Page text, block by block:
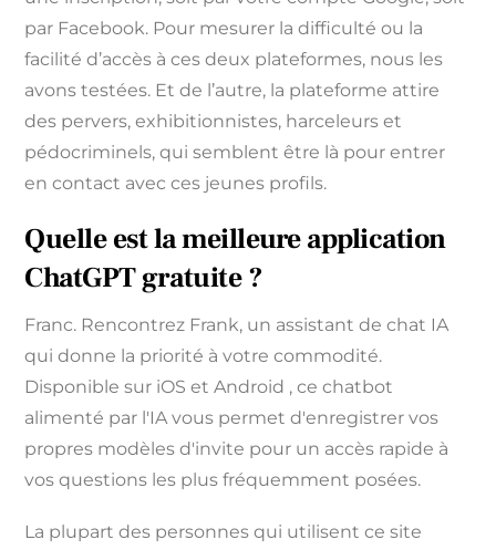
par Facebook. Pour mesurer la difficulté ou la
facilité d’accès à ces deux plateformes, nous les
avons testées. Et de l’autre, la plateforme attire
des pervers, exhibitionnistes, harceleurs et
pédocriminels, qui semblent être là pour entrer
en contact avec ces jeunes profils.
Quelle est la meilleure application
ChatGPT gratuite ?
Franc. Rencontrez Frank, un assistant de chat IA
qui donne la priorité à votre commodité.
Disponible sur iOS et Android , ce chatbot
alimenté par l'IA vous permet d'enregistrer vos
propres modèles d'invite pour un accès rapide à
vos questions les plus fréquemment posées.
La plupart des personnes qui utilisent ce site